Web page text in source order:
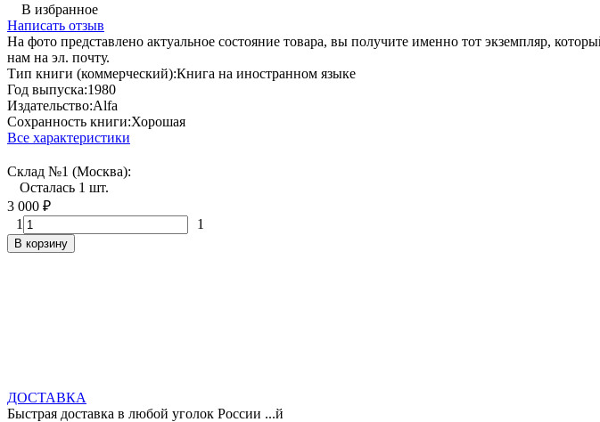
В избранное
Написать отзыв
На фото представлено актуальное состояние товара, вы получите именно тот экземпляр,
нам на эл. почту.
Тип книги (коммерческий):Книга на иностранном языке
Год выпуска:1980
Издательство:Alfa
Сохранность книги:Хорошая
Все характеристики
Склад №1 (Москва):
Осталась 1 шт.
3 000 ₽
1
1
В корзину
ДОСТАВКА
Быстрая доставка в любой уголок России ...й